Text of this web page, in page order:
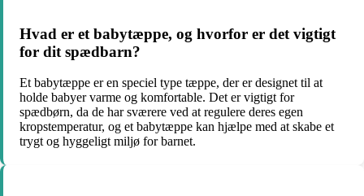
Hvad er et babytæppe, og hvorfor er det vigtigt
for dit spædbarn?
Et babytæppe er en speciel type tæppe, der er designet til at
holde babyer varme og komfortable. Det er vigtigt for
spædbørn, da de har sværere ved at regulere deres egen
kropstemperatur, og et babytæppe kan hjælpe med at skabe et
trygt og hyggeligt miljø for barnet.